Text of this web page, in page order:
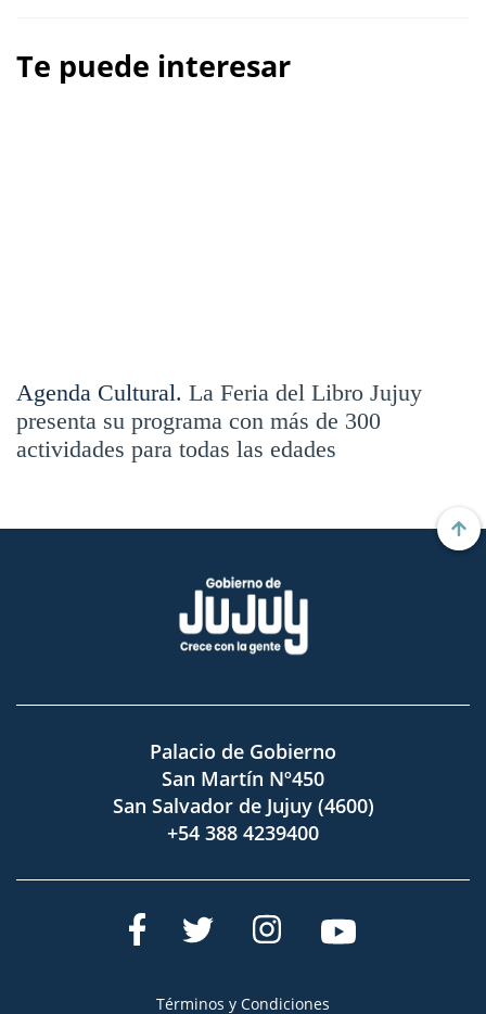
Te puede interesar
Agenda Cultural. La Feria del Libro Jujuy
presenta su programa con más de 300
actividades para todas las edades
Palacio de Gobierno
San Martín Nº450
San Salvador de Jujuy (4600)
+54 388 4239400
Términos y Condiciones